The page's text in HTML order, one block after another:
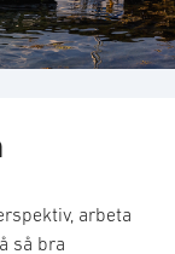
arbeta
så bra